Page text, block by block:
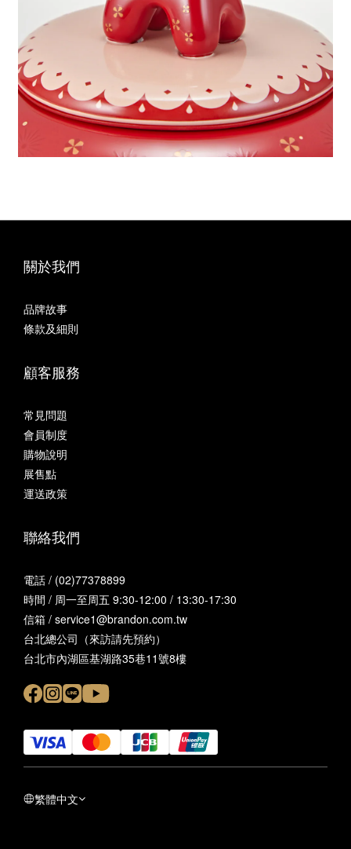
關於我們
品牌故事
條款及細則
顧客服務
常見問題
會員制度
購物說明
展售點
運送政策
聯絡我們
電話 / (02)77378899
時間 / 周一至周五 9:30-12:00 / 13:30-17:30
信箱 / service1@brandon.com.tw
台北總公司（來訪請先預約）
台北市內湖區基湖路35巷11號8樓
繁體中文